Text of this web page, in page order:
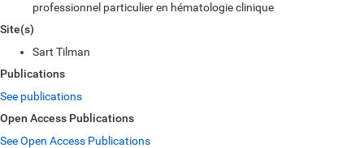
professionnel particulier en hématologie clinique
Site(s)
Sart Tilman
Publications
See publications
Open Access Publications
See Open Access Publications